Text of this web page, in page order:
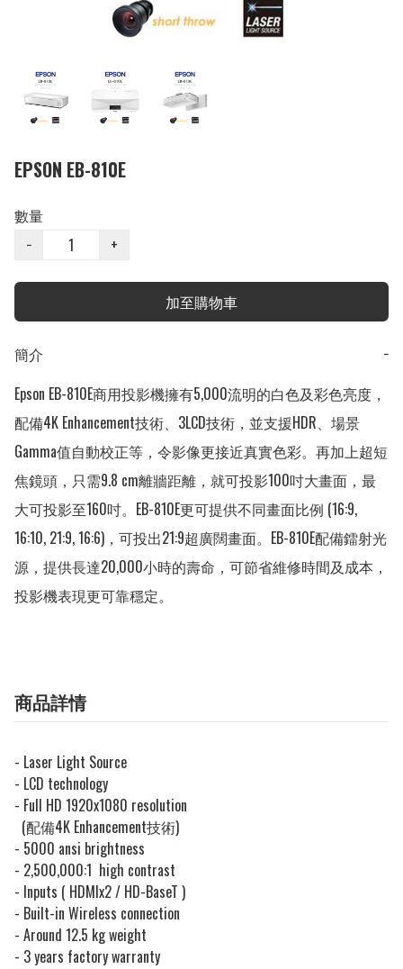
EPSON EB-810E
數量
−
+
加至購物車
簡介
−
Epson EB-810E商用投影機擁有5,000流明的白色及彩色亮度，
配備4K Enhancement技術、3LCD技術，並支援HDR、場景
Gamma值自動校正等，令影像更接近真實色彩。再加上超短
焦鏡頭，只需9.8 cm離牆距離，就可投影100吋大畫面，最
大可投影至160吋。EB-810E更可提供不同畫面比例 (16:9,
16:10, 21:9, 16:6)，可投出21:9超廣闊畫面。EB-810E配備鐳射光
源，提供長達20,000小時的壽命，可節省維修時間及成本，
投影機表現更可靠穩定。
商品詳情
- Laser Light Source
- LCD technology
- Full HD 1920x1080 resolution
(配備4K Enhancement技術)
- 5000 ansi brightness
- 2,500,000:1 high contrast
- Inputs ( HDMIx2 / HD-BaseT )
- Built-in Wireless connection
- Around 12.5 kg weight
- 3 years factory warranty